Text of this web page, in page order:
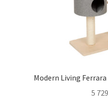
Modern Living
5